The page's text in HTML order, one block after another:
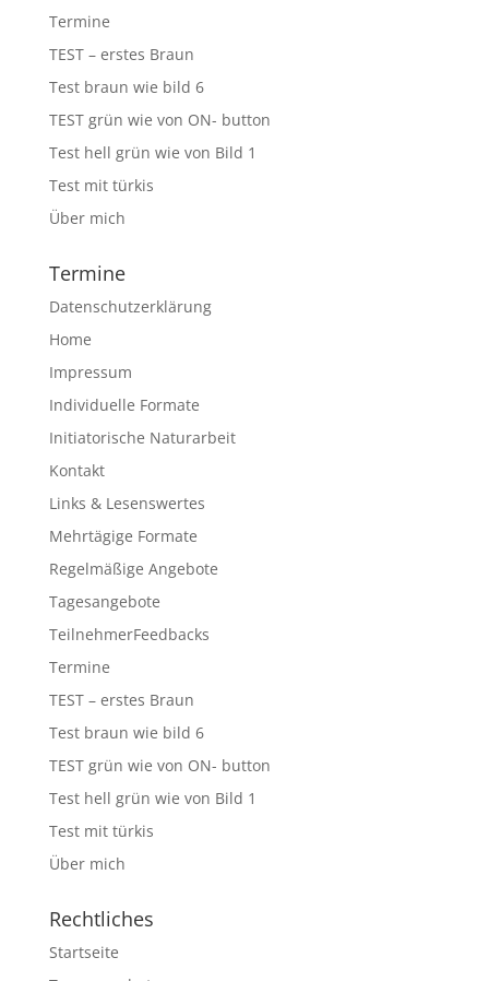
Termine
TEST – erstes Braun
Test braun wie bild 6
TEST grün wie von ON- button
Test hell grün wie von Bild 1
Test mit türkis
Über mich
Termine
Datenschutzerklärung
Home
Impressum
Individuelle Formate
Initiatorische Naturarbeit
Kontakt
Links & Lesenswertes
Mehrtägige Formate
Regelmäßige Angebote
Tagesangebote
TeilnehmerFeedbacks
Termine
TEST – erstes Braun
Test braun wie bild 6
TEST grün wie von ON- button
Test hell grün wie von Bild 1
Test mit türkis
Über mich
Rechtliches
Startseite